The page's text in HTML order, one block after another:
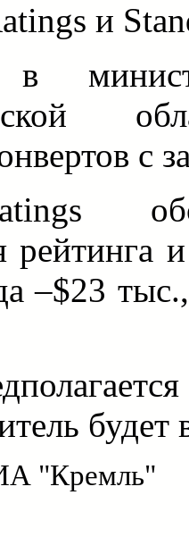
и
с
рейтинга
–$23
"Кремль"